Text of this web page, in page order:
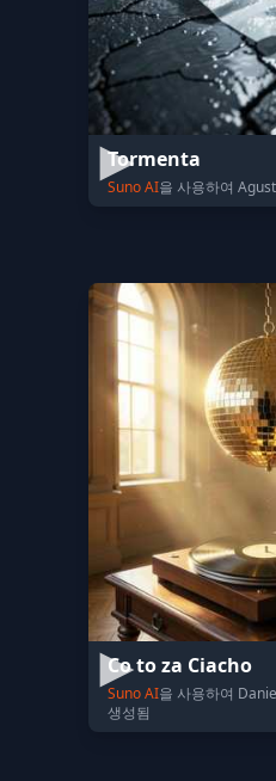
Tormenta
Suno AI을 사용하여
Co to za Ciacho
Suno AI을 사용하여
생성됨